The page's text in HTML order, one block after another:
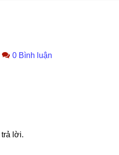
0 Bình luận
trả lời.